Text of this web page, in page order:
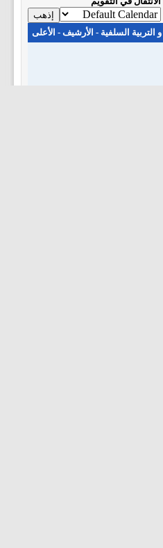
التربية السلفية - الأرشيف - الأعلى